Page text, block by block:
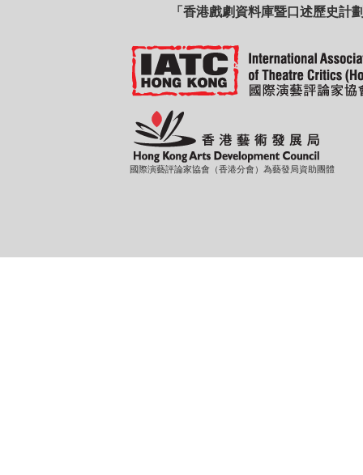
「香港戲劇資料庫暨口述歷史計
國際演藝評論家協會（香港分會）為藝發局資助團體